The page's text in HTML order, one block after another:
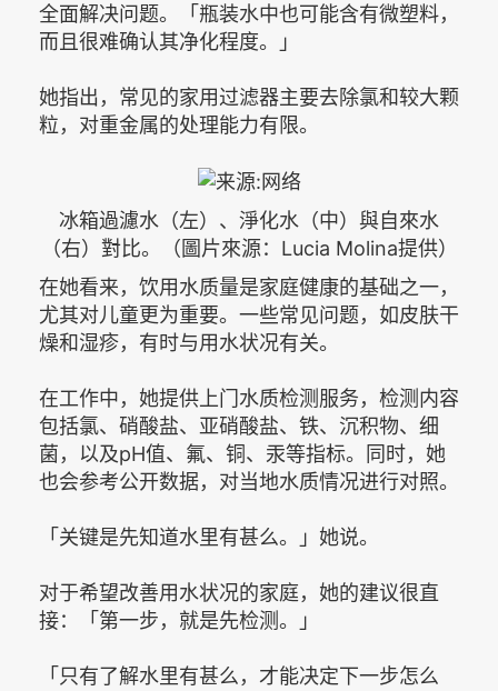
全面解决问题。「瓶装水中也可能含有微塑料，
而且很难确认其净化程度。」
她指出，常见的家用过滤器主要去除氯和较大颗
粒，对重金属的处理能力有限。
冰箱過濾水（左）、淨化水（中）與自來水
（右）對比。（圖片來源：Lucia Molina提供）
在她看来，饮用水质量是家庭健康的基础之一，
尤其对儿童更为重要。一些常见问题，如皮肤干
燥和湿疹，有时与用水状况有关。
在工作中，她提供上门水质检测服务，检测内容
包括氯、硝酸盐、亚硝酸盐、铁、沉积物、细
菌，以及pH值、氟、铜、汞等指标。同时，她
也会参考公开数据，对当地水质情况进行对照。
「关键是先知道水里有甚么。」她说。
对于希望改善用水状况的家庭，她的建议很直
接：「第一步，就是先检测。」
「只有了解水里有甚么，才能决定下一步怎么